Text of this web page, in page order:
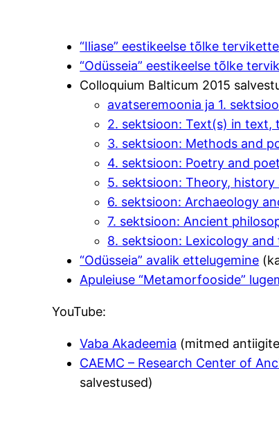
“Iliase” eestikeelse tõlke
“Odüsseia” eestikeelse tõlke
Colloquium Balticum 2015
avatseremoonia ja 1.
2. sektsioon: Text(s) in
3. sektsioon: Methods and
4. sektsioon: Poetry and
5. sektsioon: Theory,
6. sektsioon: Archaeology
7. sektsioon: Ancient
8. sektsioon: Lexicology
“Odüsseia” avalik ettelugemine
Apuleiuse “Metamorfooside”
YouTube:
Vaba Akadeemia (mitmed
CAEMC – Research Center of
salvestused)